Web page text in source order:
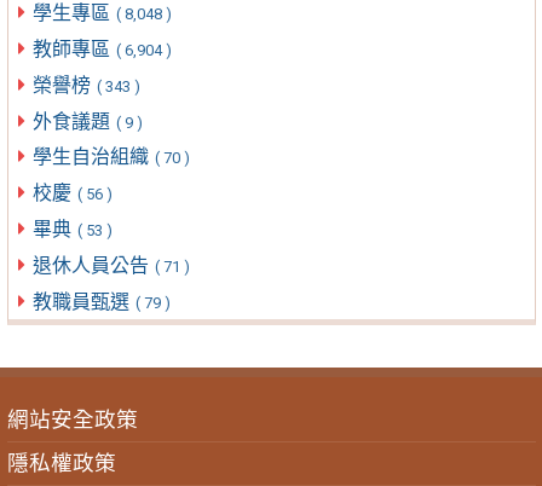
學生專區 ( 8,048 )
教師專區 ( 6,904 )
榮譽榜 ( 343 )
外食議題 ( 9 )
學生自治組織 ( 70 )
校慶 ( 56 )
畢典 ( 53 )
退休人員公告 ( 71 )
教職員甄選 ( 79 )
網站安全政策
隱私權政策